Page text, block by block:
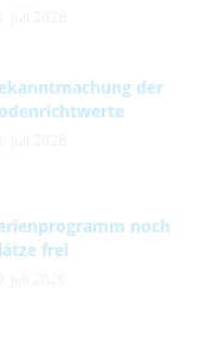
der
noch
frei